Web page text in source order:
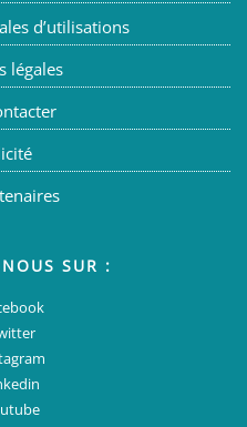
d’utilisations
légales
SUR :